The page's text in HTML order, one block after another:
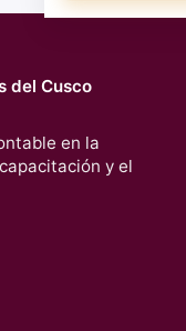
del Cusco
en la
y el